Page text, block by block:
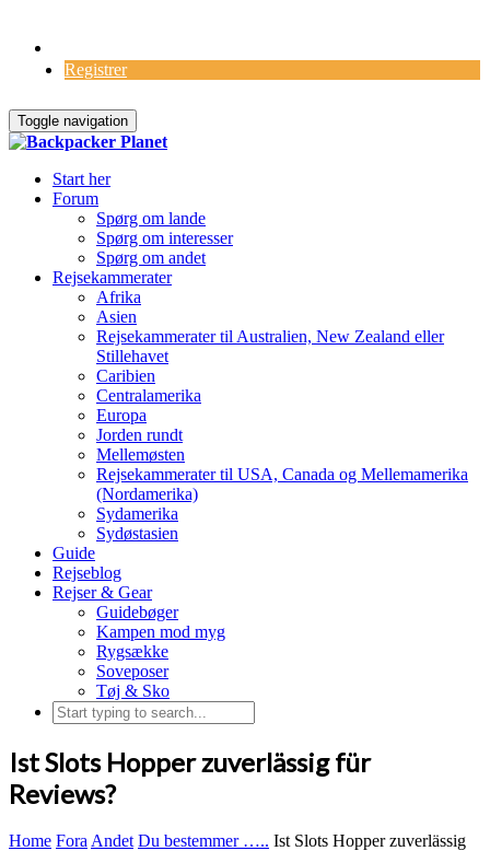
Registrer
Toggle navigation
Start her
Forum
Spørg om lande
Spørg om interesser
Spørg om andet
Rejsekammerater
Afrika
Asien
Rejsekammerater til Australien, New Zealand eller
Stillehavet
Caribien
Centralamerika
Europa
Jorden rundt
Mellemøsten
Rejsekammerater til USA, Canada og Mellemamerika
(Nordamerika)
Sydamerika
Sydøstasien
Guide
Rejseblog
Rejser & Gear
Guidebøger
Kampen mod myg
Rygsække
Soveposer
Tøj & Sko
Ist Slots Hopper zuverlässig für
Reviews?
Home Fora Andet Du bestemmer ….. Ist Slots Hopper zuverlässig